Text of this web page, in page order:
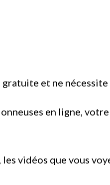
et ne nécessite
en ligne, votre
les vidéos que vous